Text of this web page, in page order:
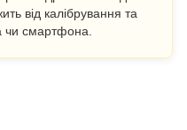
від калібрування та
чи смартфона.